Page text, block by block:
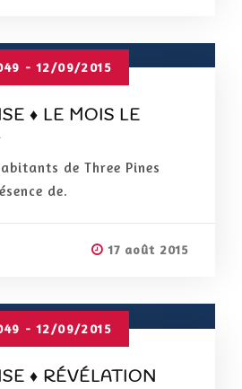
- 12/09/2015
♦ LE MOIS LE
de Three Pines
de.
17 août 2015
- 12/09/2015
♦ RÉVÉLATION